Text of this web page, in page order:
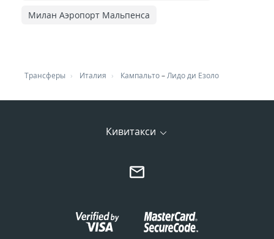
Милан Аэропорт Мальпенса
Трансферы Италия Кампальто–Лидо ди Езоло
Кивитакси